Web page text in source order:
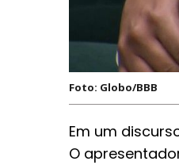
Foto: Globo/BBB
Em um
O